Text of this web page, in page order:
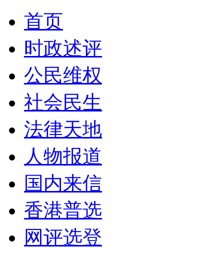
首页
时政述评
公民维权
社会民生
法律天地
人物报道
国内来信
香港普选
网评选登